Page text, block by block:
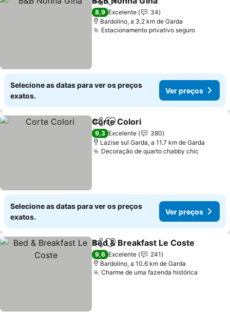
PartilharAdicionar aos favoritos
8,9 Excelente
34
Bardolino, a 3.2 km de Garda
Estacionamento privativo seguroVer
Selecione as datas para ver os preços
exatos.
Ver preços
PartilharAdicionar aos favoritos
Corte Colori
9,3 Excelente
380
Lazise sul Garda, a 11.7 km de Garda
Decoração de quarto chabby chic
Selecione as datas para ver os preços
exatos.
Ver preços
PartilharAdicionar aos favoritos
Bed & Breakfast Le Coste
9,6 Excelente
241
Bardolino, a 10.6 km de Garda
Charme de uma fazenda histórica